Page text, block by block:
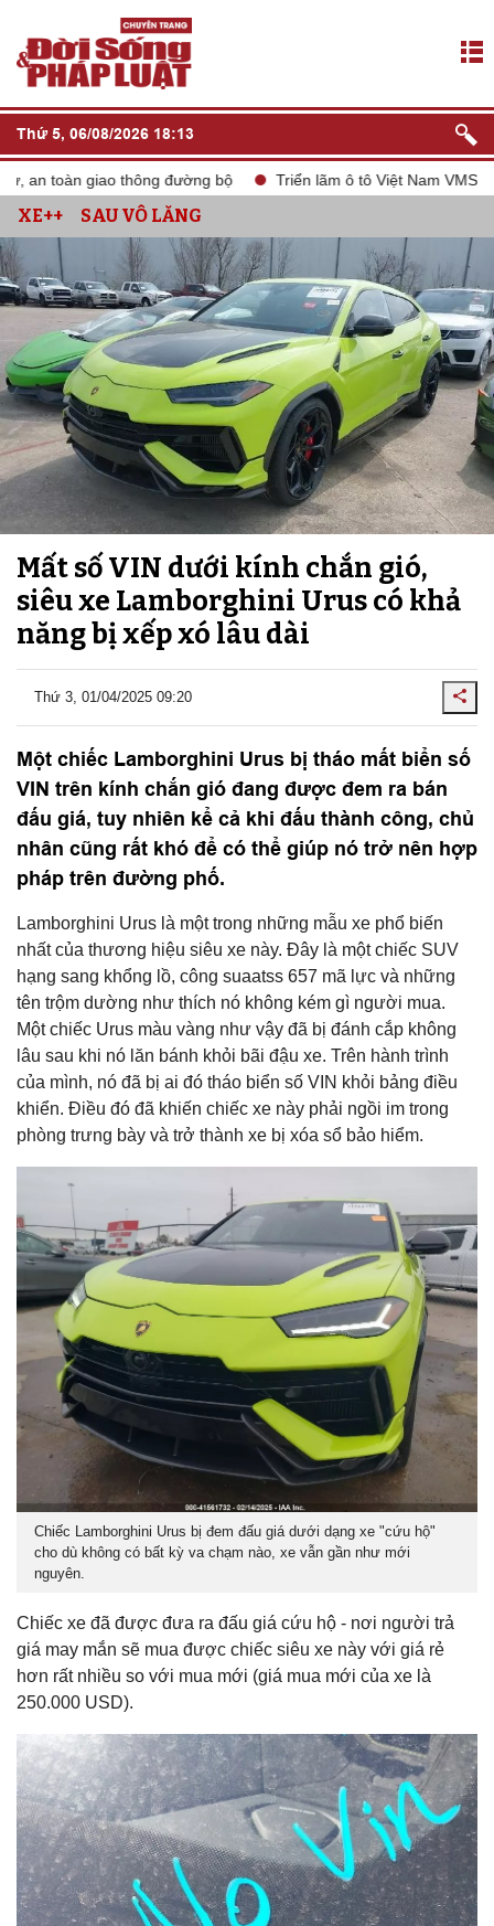
Thứ 5, 06/08/2026 18:13
toàn giao thông đường bộ Triển lãm ô tô Việt Nam VMS 2024
XE++ SAU VÔ LĂNG
Mất số VIN dưới kính chắn gió,
siêu xe Lamborghini Urus có khả
năng bị xếp xó lâu dài
Thứ 3, 01/04/2025 09:20
Một chiếc Lamborghini Urus bị tháo mất biển số
VIN trên kính chắn gió đang được đem ra bán
đấu giá, tuy nhiên kể cả khi đấu thành công, chủ
nhân cũng rất khó để có thể giúp nó trở nên hợp
pháp trên đường phố.
Lamborghini Urus là một trong những mẫu xe phổ biến
nhất của thương hiệu siêu xe này. Đây là một chiếc SUV
hạng sang khổng lồ, công suaatss 657 mã lực và những
tên trộm dường như thích nó không kém gì người mua.
Một chiếc Urus màu vàng như vậy đã bị đánh cắp không
lâu sau khi nó lăn bánh khỏi bãi đậu xe. Trên hành trình
của mình, nó đã bị ai đó tháo biển số VIN khỏi bảng điều
khiển. Điều đó đã khiến chiếc xe này phải ngồi im trong
phòng trưng bày và trở thành xe bị xóa sổ bảo hiểm.
Chiếc Lamborghini Urus bị đem đấu giá dưới dạng xe "cứu hộ"
cho dù không có bất kỳ va chạm nào, xe vẫn gần như mới
nguyên.
Chiếc xe đã được đưa ra đấu giá cứu hộ - nơi người trả
giá may mắn sẽ mua được chiếc siêu xe này với giá rẻ
hơn rất nhiều so với mua mới (giá mua mới của xe là
250.000 USD).